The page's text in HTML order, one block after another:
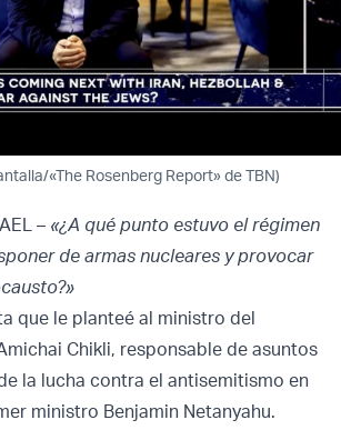
«The Rosenberg Report» de TBN)
– «¿A qué punto estuvo el régimen
de armas nucleares y provocar
que le planteé al ministro del
Chikli, responsable de asuntos
la lucha contra el antisemitismo en
ministro Benjamin Netanyahu.